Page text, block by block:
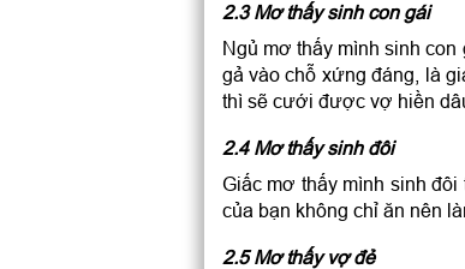
2.3 Mơ thấy sinh con gái
Ngủ mơ thấy mình sinh
gả vào chỗ xứng đáng, là
thì sẽ cưới được vợ hiền
2.4 Mơ thấy sinh đôi
Giấc mơ thấy mình sinh
của bạn không chỉ ăn nên
2.5 Mơ thấy vợ đẻ